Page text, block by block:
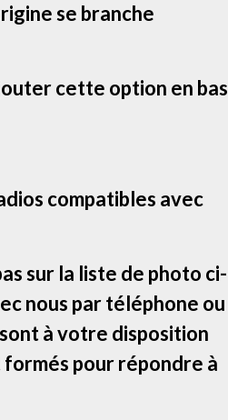
se branche
cette option en bas
compatibles avec
sur la liste de photo ci-
nous par téléphone ou
à votre disposition
pour répondre à